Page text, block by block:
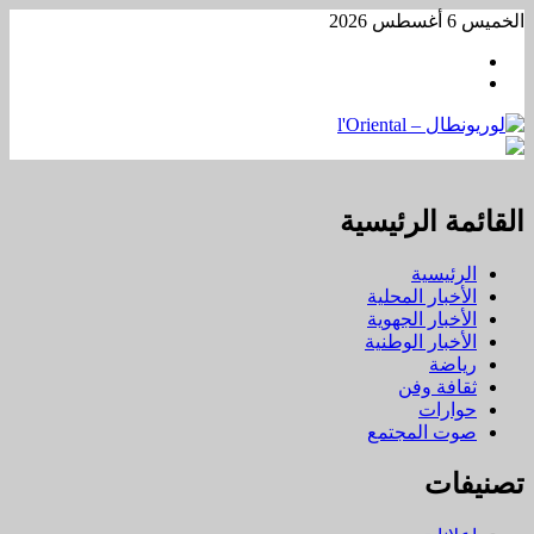
تخطي
المحتوى
الخميس 6 أغسطس 2026
القائمة الرئيسية
الرئيسية
الأخبار المحلية
الأخبار الجهوية
الأخبار الوطنية
رياضة
ثقافة وفن
حوارات
صوت المجتمع
تصنيفات